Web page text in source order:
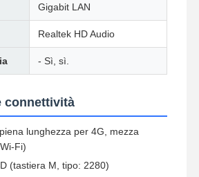
Gigabit LAN
Realtek HD Audio
- Sì, sì.
connettività
lunghezza per 4G, mezza
Fi)
(tastiera M, tipo: 2280)